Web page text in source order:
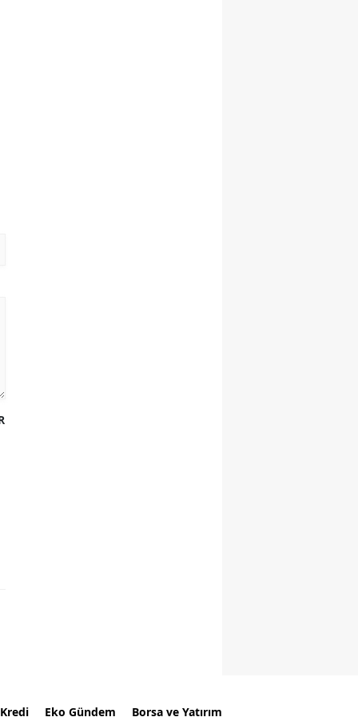
Kredi Eko Gündem Borsa ve Yatırım